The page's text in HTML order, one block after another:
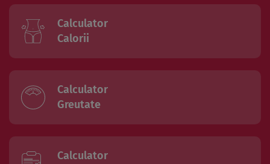
Calculator
Calorii
Calculator
Greutate
Calculator